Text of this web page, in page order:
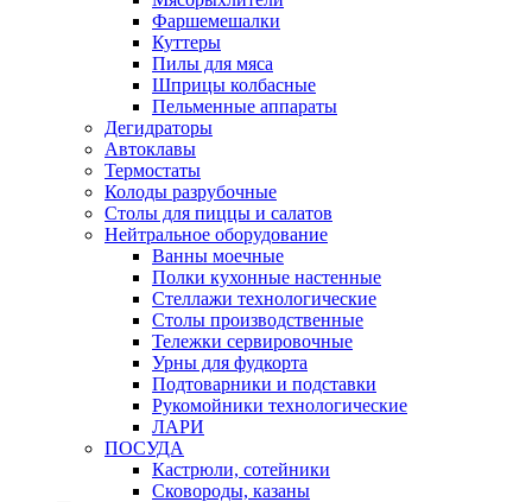
Фаршемешалки
Куттеры
Пилы для мяса
Шприцы колбасные
Пельменные аппараты
Дегидраторы
Автоклавы
Термостаты
Колоды разрубочные
Столы для пиццы и салатов
Нейтральное оборудование
Ванны моечные
Полки кухонные настенные
Стеллажи технологические
Столы производственные
Тележки сервировочные
Урны для фудкорта
Подтоварники и подставки
Рукомойники технологические
ЛАРИ
ПОСУДА
Кастрюли, сотейники
Сковороды, казаны